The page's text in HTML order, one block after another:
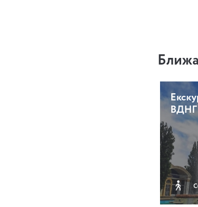
ВДНГ